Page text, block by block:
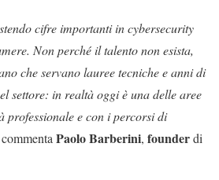
cifre importanti in cybersecurity
Non perché il talento non esista,
che servano lauree tecniche e anni di
settore: in realtà oggi è una delle aree
professionale e con i percorsi di
Paolo Barberini, founderdi